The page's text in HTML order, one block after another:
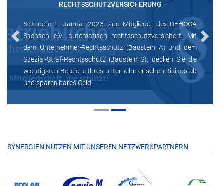
RECHTSSCHUTZVERSICHERUNG
Seit dem 1. Januar 2023 sind Mitglieder des DEHOGA
Sachsen e.V. automatisch rechtsschutzversichert. Mit
dem Unternehmer-Rechtsschutz (Baustein A) und dem
Spezial-Straf-Rechtsschutz (Baustein S), decken Sie die
wichtigsten Bereiche Ihres unternehmerischen Risikos ab
und sparen bares Geld.
Previous Next
SYNERGIEN NUTZEN MIT UNSEREN NETZWERKPARTNERN